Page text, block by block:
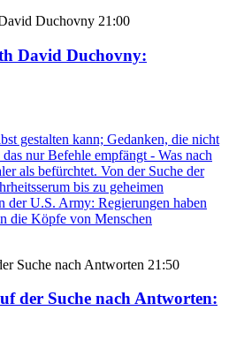
21:00
David Duchovny:
gestalten kann; Gedanken, die nicht
nur Befehle empfängt - Was nach
als befürchtet. Von der Suche der
bis zu geheimen
der U.S. Army: Regierungen haben
die Köpfe von Menschen
21:50
der Suche nach Antworten: